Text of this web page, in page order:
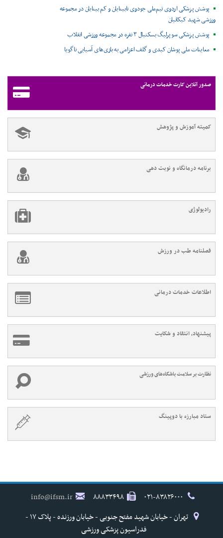
پوشش پزشکی اردوی تیم‌ملی جودوی نابینایان و کم بینایان در مجموعه
ورزشی شهید کبکانیان
پوشش پزشکی سوپرلیگ بسکتبال ۳ نفره در مجموعه ورزشی انقلاب
معاینات ملی پوشان کبدی و گلف اعزامی به بازی‌های آسیایی ناگویا
صدور آنلاین کارت خدمات درمانی
کمیته آموزش و پژوهش
برنامه درمانگاه و نوبت دهی
رادیولوژی
فصلنامه طب در ورزش
اطلاعات خدمات درمانی
پیشنهاد، انتقاد و شکایت
نظارت بر سلامت باشگاه‌های ورزشی
ستاد مبارزه با دوپینگ
۸۸۸۳۳۴۹۸
info@ifsm.ir
تهران - خیابان شهید مفتح جنوبی - خیابان ورزنده - پلاک ۱۷ -
فدراسیون پزشکی ورزشی